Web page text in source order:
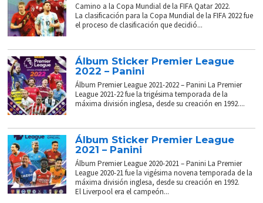
Camino a la Copa Mundial de la FIFA Qatar 2022.
La clasificación para la Copa Mundial de la FIFA 2022 fue
el proceso de clasificación que decidió...
Álbum Sticker Premier League
2022 – Panini
Álbum Premier League 2021-2022 – Panini La Premier
League 2021-22 fue la trigésima temporada de la
máxima división inglesa, desde su creación en 1992....
Álbum Sticker Premier League
2021 – Panini
Álbum Premier League 2020-2021 – Panini La Premier
League 2020-21 fue la vigésima novena temporada de la
máxima división inglesa, desde su creación en 1992.
El Liverpool era el campeón...